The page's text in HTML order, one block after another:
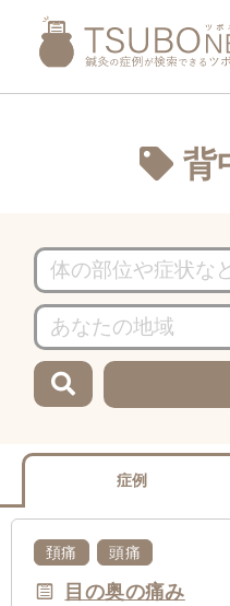
背
症例
頚痛 頭痛
目の奥の痛み